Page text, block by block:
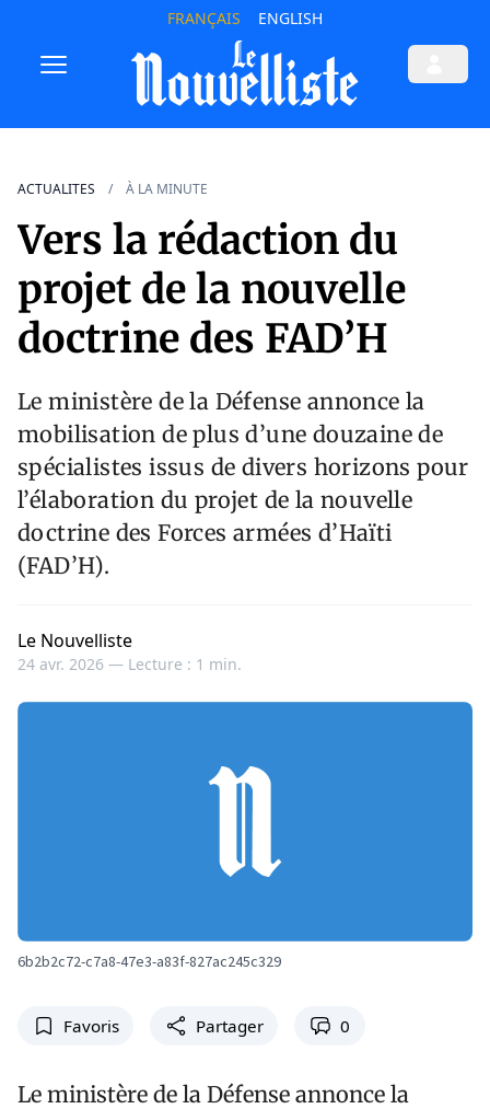
FRANÇAIS ENGLISH
ACTUALITES À LA MINUTE
Vers la rédaction du
projet de la nouvelle
doctrine des FAD’H
Le ministère de la Défense annonce la
mobilisation de plus d’une douzaine de
spécialistes issus de divers horizons pour
l’élaboration du projet de la nouvelle
doctrine des Forces armées d’Haïti
(FAD’H).
Le Nouvelliste
24 avr. 2026 — Lecture : 1 min.
6b2b2c72-c7a8-47e3-a83f-827ac245c329
Favoris Partager 0
Le ministère de la Défense annonce la